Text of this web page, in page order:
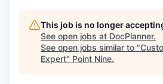
This job is no longer
See open jobs at DocPlanner.
See open jobs similar to "
Expert" Point Nine.